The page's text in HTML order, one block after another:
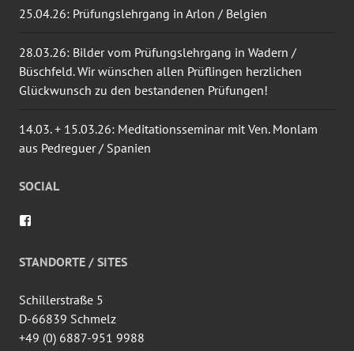
25.04.26: Prüfungslehrgang in Arlon / Belgien
28.03.26: Bilder vom Prüfungslehrgang in Wadern /
Büschfeld. Wir wünschen allen Prüflingen herzlichen
Glückwunsch zu den bestandenen Prüfungen!
14.03. + 15.03.26: Meditationsseminar mit Ven. Monlam
aus Pedreguer / Spanien
SOCIAL
auf
Facebook
STANDORTE / SITES
Schillerstraße 5
D-66839 Schmelz
+49 (0) 6887-951 9988